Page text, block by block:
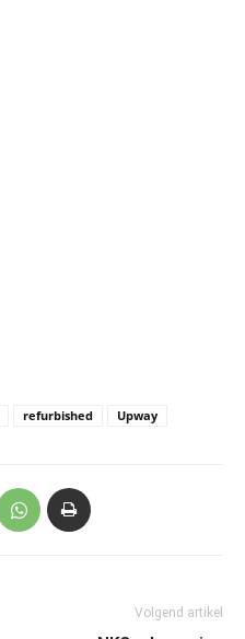
refurbished Upway
Volgend artikel